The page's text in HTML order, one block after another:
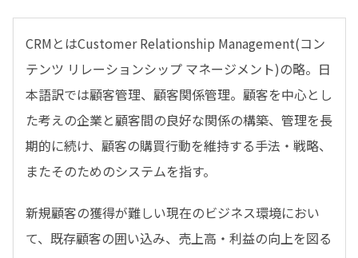
CRMとはCustomer Relationship Management(コン
テンツ リレーションシップ マネージメント)の略。日
本語訳では顧客管理、顧客関係管理。顧客を中心とし
た考えの企業と顧客間の良好な関係の構築、管理を長
期的に続け、顧客の購買行動を維持する手法・戦略、
またそのためのシステムを指す。
新規顧客の獲得が難しい現在のビジネス環境におい
て、既存顧客の囲い込み、売上高・利益の向上を図る